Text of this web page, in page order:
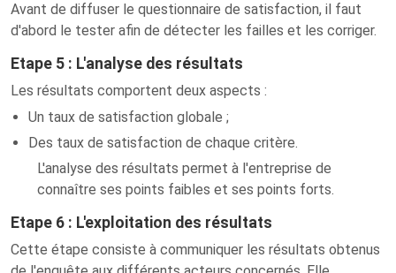
Avant de diffuser le questionnaire de satisfaction, il faut
d'abord le tester afin de détecter les failles et les corriger.
Etape 5 : L'analyse des résultats
Les résultats comportent deux aspects :
Un taux de satisfaction globale ;
Des taux de satisfaction de chaque critère.
L'analyse des résultats permet à l'entreprise de
connaître ses points faibles et ses points forts.
Etape 6 : L'exploitation des résultats
Cette étape consiste à communiquer les résultats obtenus